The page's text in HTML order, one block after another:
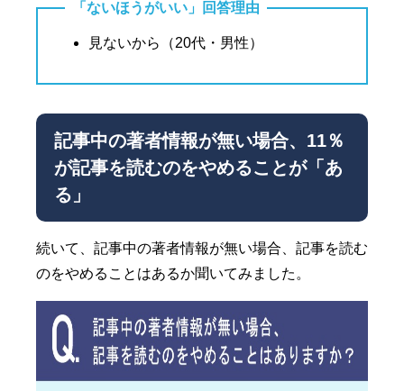
「ないほうがいい」回答理由
見ないから（20代・男性）
記事中の著者情報が無い場合、11％
が記事を読むのをやめることが「あ
る」
続いて、記事中の著者情報が無い場合、記事を読む
のをやめることはあるか聞いてみました。